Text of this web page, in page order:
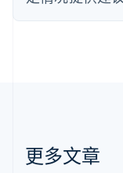
更多文章
English